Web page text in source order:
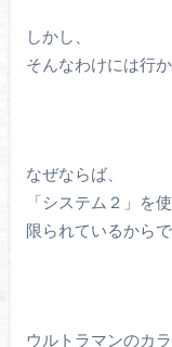
しかし、
そんなわけには行か
なぜならば、
「システム２」を
限られているからで
ウルトラマンのカ